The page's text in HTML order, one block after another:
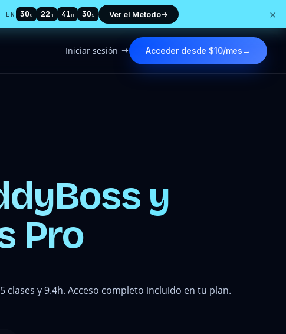
EN 30d 22h 41m 28s Ver el Método→ ×
$
Iniciar sesión Acceder desde $10/mes→
y
Pro
y 9.4h. Acceso completo incluido en tu plan.